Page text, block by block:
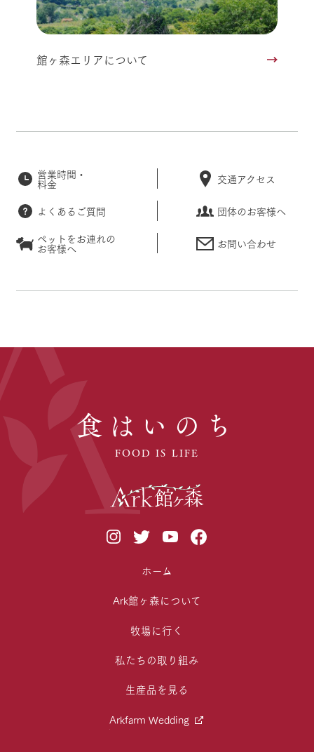
館ヶ森エリアについて
営業時間・
料金 交通アクセス
よくあるご質問
団体のお客様へ
ペットをお連れの
お客様へ お問い合わせ
食はいのち
FOOD IS LIFE
ホーム
Ark館ヶ森について
牧場に行く
私たちの取り組み
生産品を見る
Arkfarm Wedding